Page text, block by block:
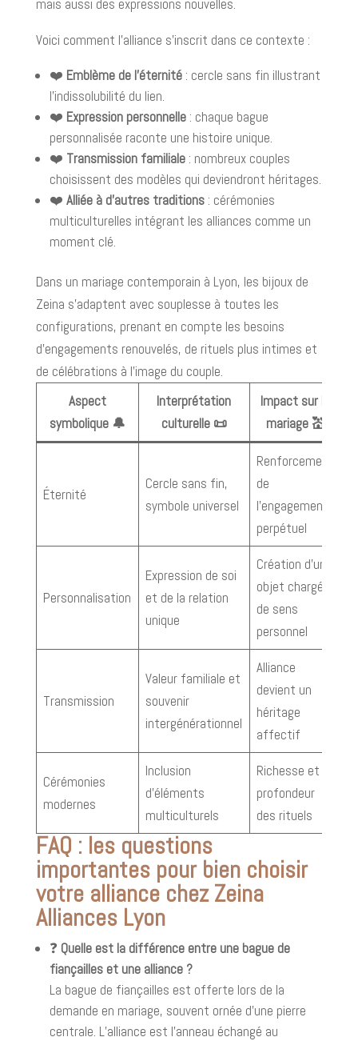
mais aussi des expressions nouvelles.
Voici comment l’alliance s’inscrit dans ce contexte :
❤️ Emblème de l’éternité: cercle sans fin illustrant
l’indissolubilité du lien.
❤️ Expression personnelle: chaque bague
personnalisée raconte une histoire unique.
❤️ Transmission familiale: nombreux couples
choisissent des modèles qui deviendront héritages.
❤️ Alliée à d’autres traditions: cérémonies
multiculturelles intégrant les alliances comme un
moment clé.
Dans un mariage contemporain à Lyon, les bijoux de
Zeina s’adaptent avec souplesse à toutes les
configurations, prenant en compte les besoins
d’engagements renouvelés, de rituels plus intimes et
de célébrations à l’image du couple.
Aspect
symbolique 🔔
Interprétation
culturelle 📜
Impact sur le
mariage 💒
Éternité
Cercle sans fin,
symbole universel
Renforcement
de
l’engagement
perpétuel
Personnalisation
Expression de soi
et de la relation
unique
Création d’un
objet chargé
de sens
personnel
Transmission
Valeur familiale et
souvenir
intergénérationnel
Alliance
devient un
héritage
affectif
Cérémonies
modernes
Inclusion
d’éléments
multiculturels
Richesse et
profondeur
des rituels
FAQ : les questions
importantes pour bien choisir
votre alliance chez Zeina
Alliances Lyon
❓ Quelle est la différence entre une bague de
fiançailles et une alliance ?
La bague de fiançailles est offerte lors de la
demande en mariage, souvent ornée d’une pierre
centrale. L’alliance est l’anneau échangé au